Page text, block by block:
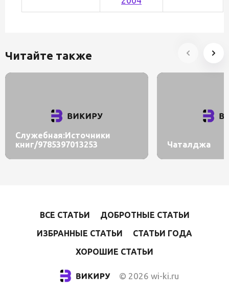
Читайте также
Служебная:Источники
книг/9785397013253
Чаталджа
ВСЕ СТАТЬИ
ДОБРОТНЫЕ СТАТЬИ
ИЗБРАННЫЕ СТАТЬИ
СТАТЬИ ГОДА
ХОРОШИЕ СТАТЬИ
© 2026 wi-ki.ru